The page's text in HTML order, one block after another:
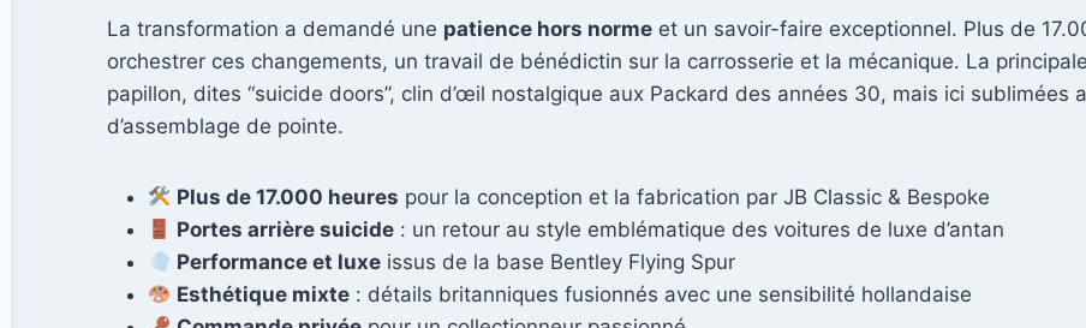
La transformation a demandé une patience hors norme et un savoir-faire exceptionnel. Plus de
orchestrer ces changements, un travail de bénédictin sur la carrosserie et la mécanique. La
papillon, dites “suicide doors”, clin d’œil nostalgique aux Packard des années 30, mais ici sublimées
d’assemblage de pointe.
Plus de 17.000 heures pour la conception et la fabrication par JB Classic & Bespoke
Portes arrière suicide : un retour au style emblématique des voitures de luxe d’antan
Performance et luxe issus de la base Bentley Flying Spur
Esthétique mixte : détails britanniques fusionnés avec une sensibilité hollandaise